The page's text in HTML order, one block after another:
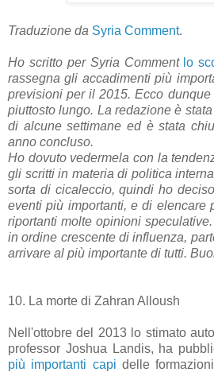
Traduzione da Syria Comment.
Ho scritto per Syria Comment lo
rassegna gli accadimenti più
previsioni per il 2015. Ecco
piuttosto lungo. La redazione è
di alcune settimane ed è stata
anno concluso.
Ho dovuto vedermela con la
gli scritti in materia di politica
sorta di cicaleccio, quindi ho
eventi più importanti, e di elencare
riportanti molte opinioni
in ordine crescente di influenza,
arrivare al più importante di tutti.
10. La morte di Zahran Alloush
Nell'ottobre del 2013 lo stimato
professor Joshua Landis, ha
più importanti capi delle